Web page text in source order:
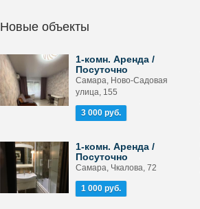
Новые объекты
1-комн. Аренда /
Посуточно
Самара, Ново-Садовая
улица, 155
3 000 руб.
1-комн. Аренда /
Посуточно
Самара, Чкалова, 72
1 000 руб.